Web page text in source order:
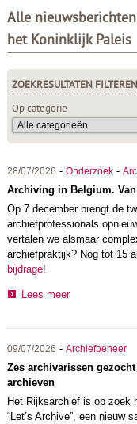
Alle
het Koninklijk Paleis
ZOEKRESULTATEN FILTEREN
Op categorie
28/07/2026 - Onderzoek-
Archiving in Belgium.
Op 7 december brengt de
archiefprofessionals
vertalen we alsmaar
archiefpraktijk? Nog tot 15
bijdrage!
Lees meer
09/07/2026 - Archiefbeheer
Zes archivarissen
archieven
Het Rijksarchief is op zoek
“Let’s Archive”, een nieuw